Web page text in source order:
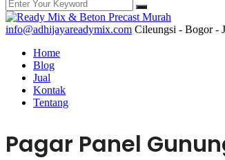
info@adhijayareadymix.com Cileungsi - Bogor -
Home
Blog
Jual
Kontak
Tentang
Pagar Panel